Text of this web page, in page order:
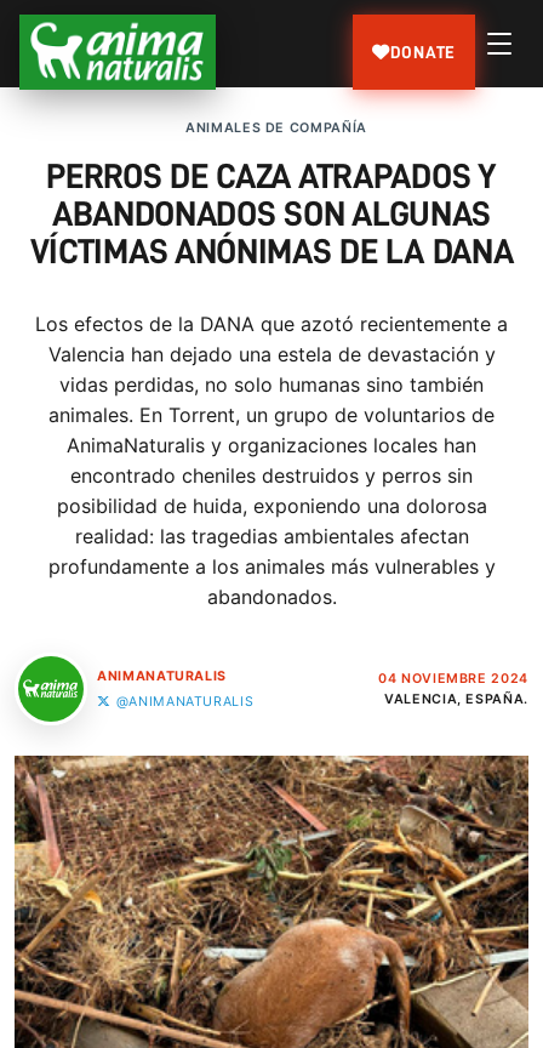
DONATE
ANIMALES DE COMPAÑÍA
PERROS DE CAZA ATRAPADOS Y
ABANDONADOS SON ALGUNAS
VÍCTIMAS ANÓNIMAS DE LA DANA
Los efectos de la DANA que azotó recientemente a
Valencia han dejado una estela de devastación y
vidas perdidas, no solo humanas sino también
animales. En Torrent, un grupo de voluntarios de
AnimaNaturalis y organizaciones locales han
encontrado cheniles destruidos y perros sin
posibilidad de huida, exponiendo una dolorosa
realidad: las tragedias ambientales afectan
profundamente a los animales más vulnerables y
abandonados.
ANIMANATURALIS
@ANIMANATURALIS
04 NOVIEMBRE 2024
VALENCIA, ESPAÑA.